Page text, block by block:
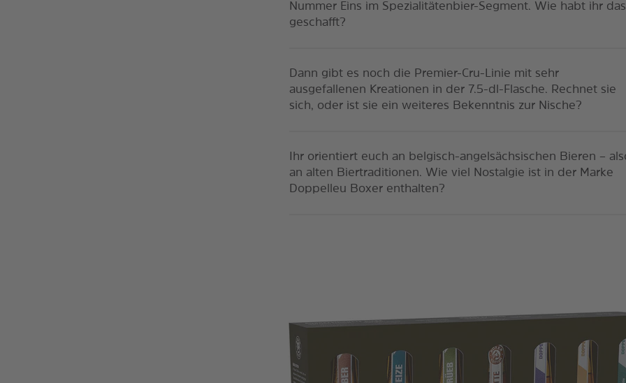
Nummer Eins im Spezialitätenbier-Segment. Wie habt ihr das
geschafft?
Dann gibt es noch die Premier-Cru-Linie mit sehr
ausgefallenen Kreationen in der 7.5-dl-Flasche. Rechnet sie
sich, oder ist sie ein weiteres Bekenntnis zur Nische?
Ihr orientiert euch an belgisch-angelsächsischen Bieren –
an alten Biertraditionen. Wie viel Nostalgie ist in der Marke
Doppelleu Boxer enthalten?